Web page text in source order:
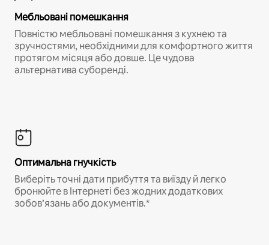
Мебльовані помешкання
Повністю мебльовані помешкання з кухнею та
зручностями, необхідними для комфортного життя
протягом місяця або довше. Це чудова
альтернатива суборенді.
Оптимальна гнучкість
Виберіть точні дати прибуття та виїзду й легко
бронюйте в Інтернеті без жодних додаткових
зобов’язань або документів.*